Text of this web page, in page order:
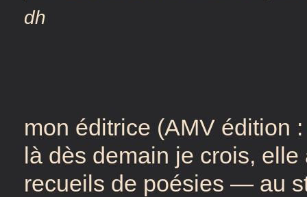
dh
mon éditrice (AMV édition
là dès demain je crois,
recueils de poésies — au